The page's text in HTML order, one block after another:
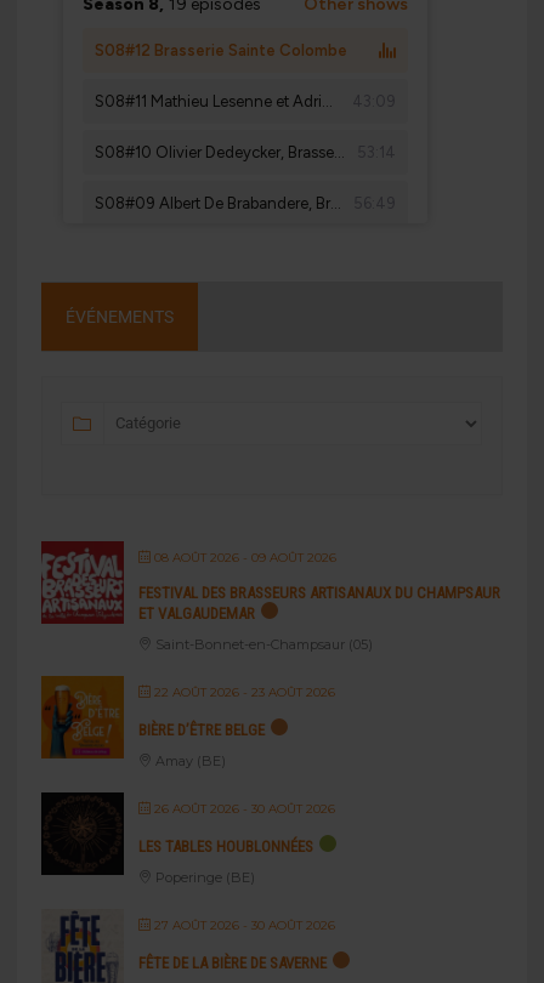
ÉVÉNEMENTS
08 AOÛT 2026- 09 AOÛT 2026
FESTIVAL DES BRASSEURS ARTISANAUX DU CHAMPSAUR
ET VALGAUDEMAR
Saint-Bonnet-en-Champsaur (05)
22 AOÛT 2026- 23 AOÛT 2026
BIÈRE D’ÊTRE BELGE
Amay (BE)
26 AOÛT 2026- 30 AOÛT 2026
LES TABLES HOUBLONNÉES
Poperinge (BE)
27 AOÛT 2026- 30 AOÛT 2026
FÊTE DE LA BIÈRE DE SAVERNE